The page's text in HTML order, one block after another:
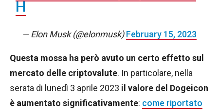
H
— Elon Musk (@elonmusk)February 15, 2023
Questa mossa ha però avuto un certo effetto sul
mercato delle criptovalute. In particolare, nella
serata di lunedì 3 aprile 2023 il valore del Dogeicon
è aumentato significativamente: come riportato